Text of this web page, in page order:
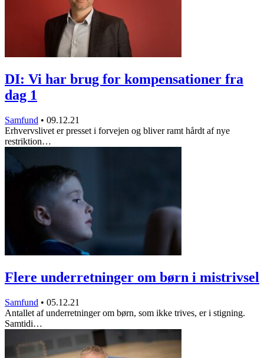
DI: Vi har brug for kompensationer fra
dag 1
Samfund • 09.12.21
Erhvervslivet er presset i forvejen og bliver ramt hårdt af nye
restriktion…
Flere underretninger om børn i mistrivsel
Samfund • 05.12.21
Antallet af underretninger om børn, som ikke trives, er i stigning.
Samtidi…